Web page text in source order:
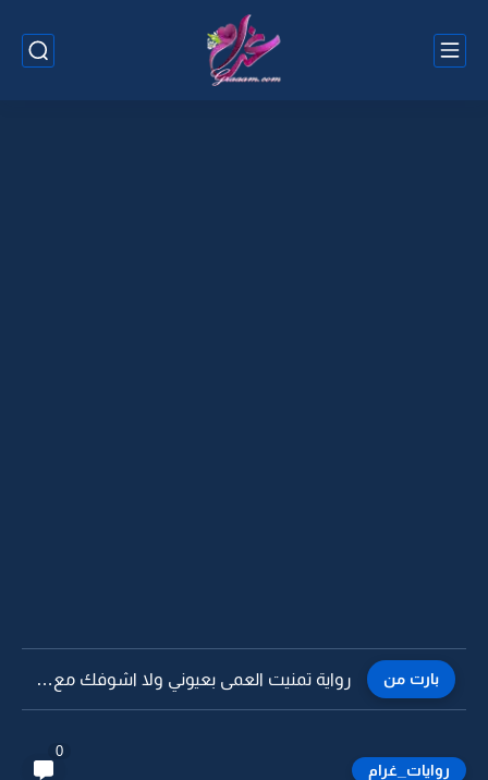
بارت من رواية تمنيت العمى بعيوني ولا اشوفك مع غيري -26
روايات_غرام
0